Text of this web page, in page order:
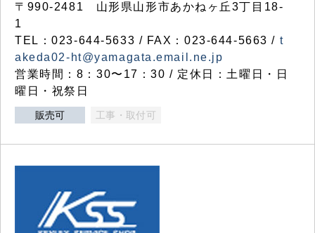
〒990-2481 山形県山形市あかねヶ丘3丁目18-
1
TEL：023-644-5633 / FAX：023-644-5663 / t
akeda02-ht@yamagata.email.ne.jp
営業時間：8：30〜17：30 / 定休日：土曜日・日
曜日・祝祭日
販売可 工事・取付可